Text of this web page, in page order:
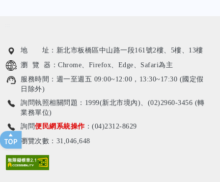
地 址：新北市板橋區中山路一段161號2樓、5樓、13樓
瀏 覽 器：Chrome、Firefox、Edge、Safari為主
服務時間：週一至週五 09:00~12:00，13:30~17:30 (國定假
日除外)
詢問執照相關問題：1999(新北市境內)、(02)2960-3456 (轉
業務單位)
詢問便民網系統操作 ：(04)2312-8629
瀏覽次數：31,046,648